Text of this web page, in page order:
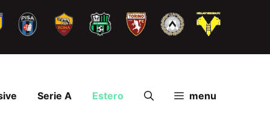
Serie A Estero menu